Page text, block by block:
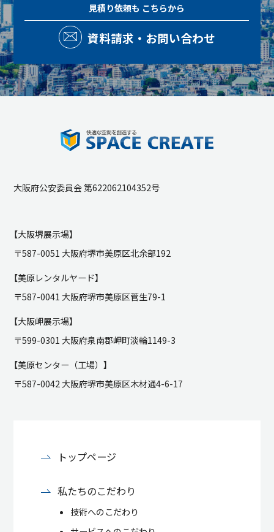
見積り依頼も こちらから
資料請求・お問い合わせ
大阪府公安委員会 第622062104352号
【大阪堺展示場】
〒587-0051 大阪府堺市美原区北余部192
【美原レンタルヤード】
〒587-0041 大阪府堺市美原区菅生79-1
【大阪岬展示場】
〒599-0301 大阪府泉南郡岬町淡輪1149-3
【美原センター（工場）】
〒587-0042 大阪府堺市美原区木材通4-6-17
トップページ
私たちのこだわり
技術へのこだわり